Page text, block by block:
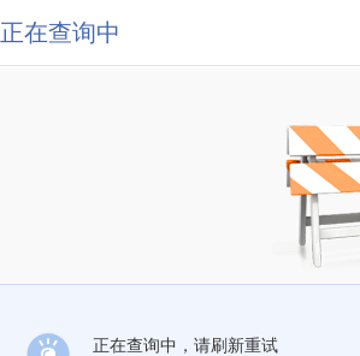
正在查询中
正在查询中，请刷新重试